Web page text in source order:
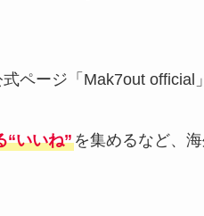
ページ「Mak7out official」
“いいね” を集めるなど、